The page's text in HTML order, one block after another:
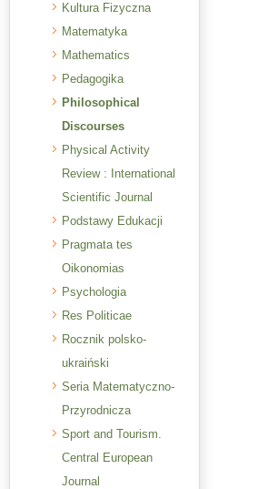
Kultura Fizyczna
Matematyka
Mathematics
Pedagogika
Philosophical
Discourses
Physical Activity
Review : International
Scientific Journal
Podstawy Edukacji
Pragmata tes
Oikonomias
Psychologia
Res Politicae
Rocznik polsko-
ukraiński
Seria Matematyczno-
Przyrodnicza
Sport and Tourism.
Central European
Journal